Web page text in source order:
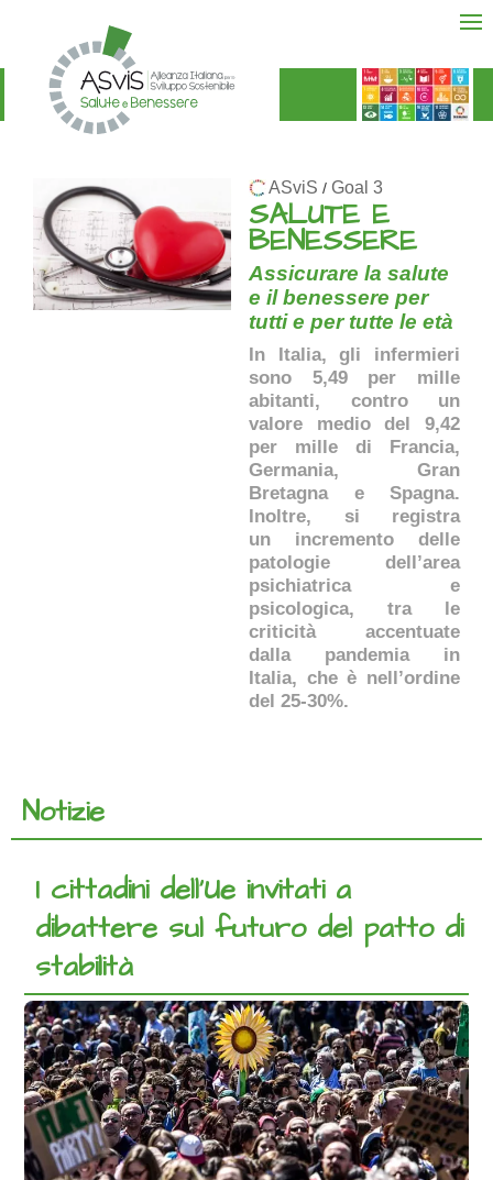
ASviS / Goal 3
SALUTE E
BENESSERE
Assicurare la salute
e il benessere per
tutti e per tutte le età
In Italia, gli infermieri
sono 5,49 per mille
abitanti, contro un
valore medio del 9,42
per mille di Francia,
Germania, Gran
Bretagna e Spagna.
Inoltre, si registra
un incremento delle
patologie dell’area
psichiatrica e
psicologica, tra le
criticità accentuate
dalla pandemia in
Italia, che è nell’ordine
del 25-30%.
Notizie
I cittadini dell’Ue invitati a
dibattere sul futuro del patto di
stabilità